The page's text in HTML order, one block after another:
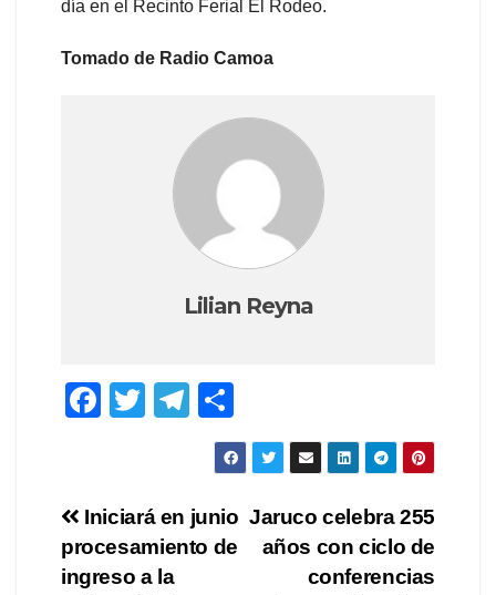
día en el Recinto Ferial El Rodeo.
Tomado de Radio Camoa
Lilian Reyna
F
e
b
o
T
er
T
el
gr
a
o
m
p
ar
Navegación
de
Jaruco celebra 255
años con ciclo de
conferencias
Iniciará en junio
procesamiento de
ingreso a la